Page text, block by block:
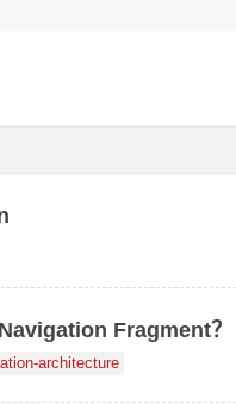
Fragment？
architecture